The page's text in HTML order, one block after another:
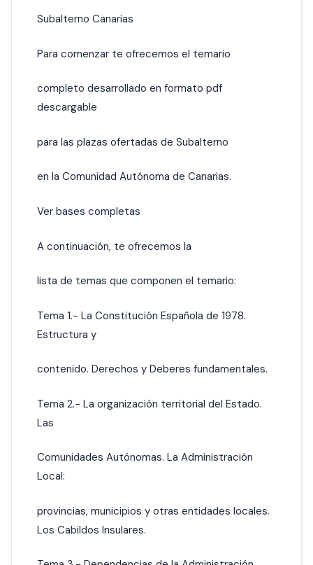
Subalterno Canarias
Para comenzar te ofrecemos el temario
completo desarrollado en formato pdf
descargable
para las plazas ofertadas de Subalterno
en la Comunidad Autónoma de Canarias.
Ver bases completas
A continuación, te ofrecemos la
lista de temas que componen el temario:
Tema 1.- La Constitución Española de 1978.
Estructura y
contenido. Derechos y Deberes fundamentales.
Tema 2.- La organización territorial del Estado.
Las
Comunidades Autónomas. La Administración
Local:
provincias, municipios y otras entidades locales.
Los Cabildos Insulares.